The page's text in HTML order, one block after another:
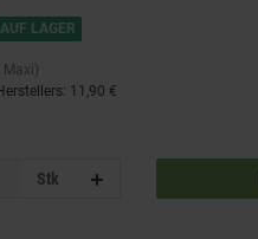
AUF LAGER
Maxi)
: 11,90 €
Stk